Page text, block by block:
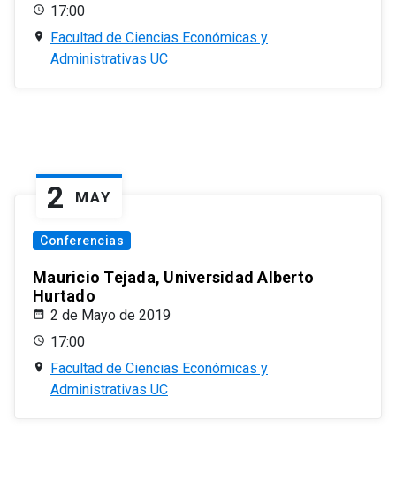
17:00
Facultad de Ciencias Económicas y
Administrativas UC
2 MAY
Conferencias
Mauricio Tejada, Universidad Alberto
Hurtado
2 de Mayo de 2019
17:00
Facultad de Ciencias Económicas y
Administrativas UC